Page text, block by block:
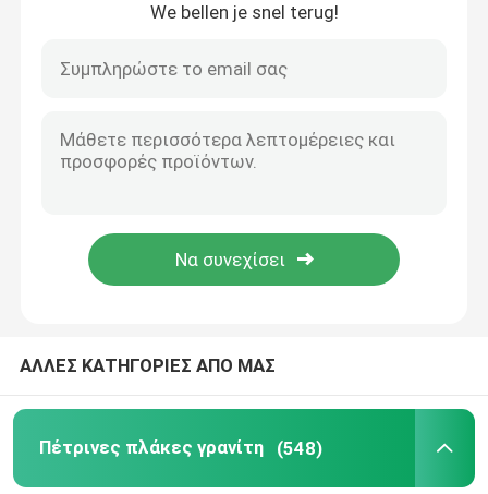
We bellen je snel terug!
ΑΛΛΕΣ ΚΑΤΗΓΟΡΙΕΣ ΑΠΟ ΜΑΣ
Πέτρινες πλάκες γρανίτη (548)